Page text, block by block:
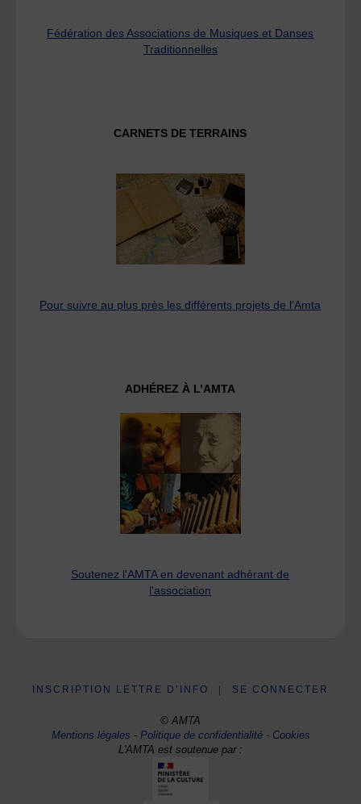
Fédération des Associations de Musiques et Danses
Traditionnelles
CARNETS DE TERRAINS
Pour suivre au plus près les différents projets de l’Amta
ADHÉREZ À L’AMTA
Soutenez l'AMTA en devenant adhérant de
l'association
INSCRIPTION LETTRE D’INFO SE CONNECTER
© AMTA
Mentions légales -Politique de confidentialité- Cookies
L'AMTA est soutenue par :